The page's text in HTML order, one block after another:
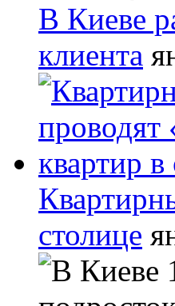
В Киеве
клиента
столице